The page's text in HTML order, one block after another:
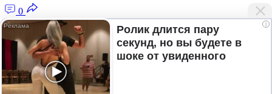
0
Главная — Новости Якутии и мира
Лента новостей
Рубрики
Подписка
i
Ролик длится пару
секунд, но вы будете в
шоке от увиденного